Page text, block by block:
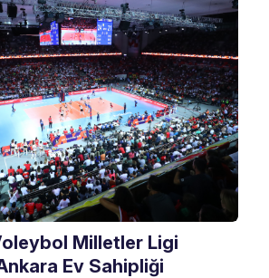
Milletler Ligi
Ev Sahipliği